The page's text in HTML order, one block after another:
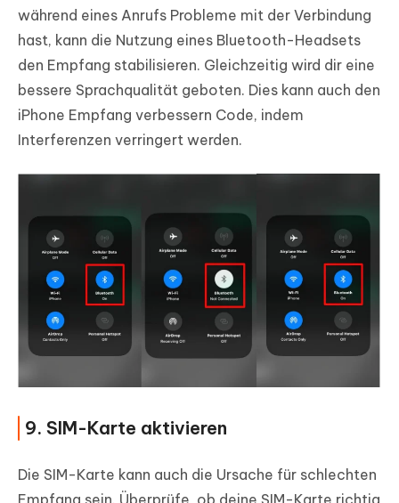
während eines Anrufs Probleme mit der Verbindung
hast, kann die Nutzung eines Bluetooth-Headsets
den Empfang stabilisieren. Gleichzeitig wird dir eine
bessere Sprachqualität geboten. Dies kann auch den
iPhone Empfang verbessern Code, indem
Interferenzen verringert werden.
9. SIM-Karte aktivieren
Die SIM-Karte kann auch die Ursache für schlechten